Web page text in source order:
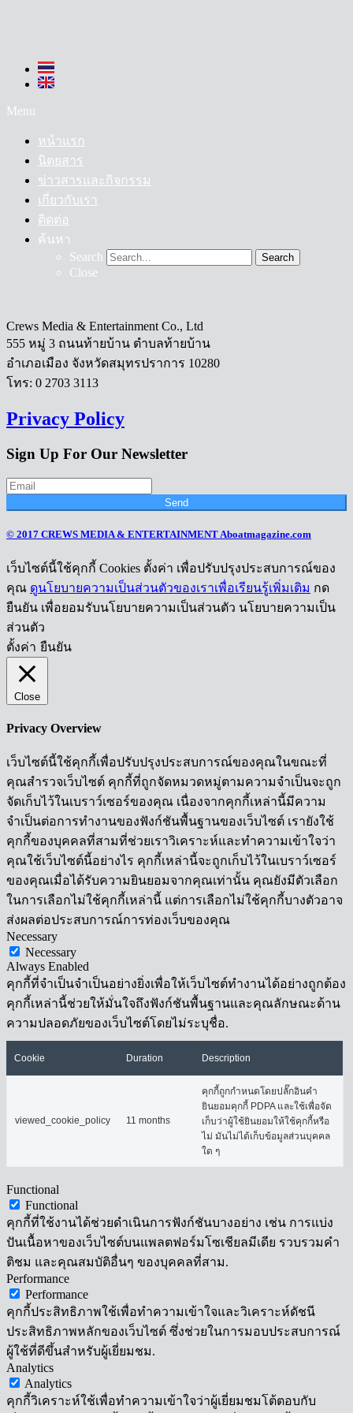
Menu
หน้าแรก
นิตยสาร
ข่าวสารและกิจกรรม
เกี่ยวกับเรา
ติดต่อ
ค้นหา
Search
Search
Close
Crews Media & Entertainment Co., Ltd
555 หมู่ 3 ถนนท้ายบ้าน ตำบลท้ายบ้าน
อำเภอเมือง จังหวัดสมุทรปราการ 10280
โทร: 0 2703 3113
Privacy Policy
Sign Up For Our Newsletter
Send
© 2017 CREWS MEDIA & ENTERTAINMENT Aboatmagazine.com
เว็บไซต์นี้ใช้คุกกี้ Cookies ตั้งค่า เพื่อปรับปรุงประสบการณ์ของ
คุณ ดูนโยบายความเป็นส่วนตัวของเราเพื่อเรียนรู้เพิ่มเติม กด
ยืนยัน เพื่อยอมรับนโยบายความเป็นส่วนตัว นโยบายความเป็น
ส่วนตัว
ตั้งค่า ยืนยัน
Close
Privacy Overview
เว็บไซต์นี้ใช้คุกกี้เพื่อปรับปรุงประสบการณ์ของคุณในขณะที่
คุณสำรวจเว็บไซต์ คุกกี้ที่ถูกจัดหมวดหมู่ตามความจำเป็นจะถูก
จัดเก็บไว้ในเบราว์เซอร์ของคุณ เนื่องจากคุกกี้เหล่านี้มีความ
จำเป็นต่อการทำงานของฟังก์ชันพื้นฐานของเว็บไซต์ เรายังใช้
คุกกี้ของบุคคลที่สามที่ช่วยเราวิเคราะห์และทำความเข้าใจว่า
คุณใช้เว็บไซต์นี้อย่างไร คุกกี้เหล่านี้จะถูกเก็บไว้ในเบราว์เซอร์
ของคุณเมื่อได้รับความยินยอมจากคุณเท่านั้น คุณยังมีตัวเลือก
ในการเลือกไม่ใช้คุกกี้เหล่านี้ แต่การเลือกไม่ใช้คุกกี้บางตัวอาจ
ส่งผลต่อประสบการณ์การท่องเว็บของคุณ
Necessary
Necessary
Always Enabled
คุกกี้ที่จำเป็นจำเป็นอย่างยิ่งเพื่อให้เว็บไซต์ทำงานได้อย่างถูกต้อง
คุกกี้เหล่านี้ช่วยให้มั่นใจถึงฟังก์ชันพื้นฐานและคุณลักษณะด้าน
ความปลอดภัยของเว็บไซต์โดยไม่ระบุชื่อ.
Cookie Duration Description
viewed_cookie_policy 11 months
คุกกี้ถูกกำหนดโดยปลั๊กอินคำ
ยินยอมคุกกี้ PDPA และใช้เพื่อจัด
เก็บว่าผู้ใช้ยินยอมให้ใช้คุกกี้หรือ
ไม่ มันไม่ได้เก็บข้อมูลส่วนบุคคล
ใด ๆ
Functional
Functional
คุกกี้ที่ใช้งานได้ช่วยดำเนินการฟังก์ชันบางอย่าง เช่น การแบ่ง
ปันเนื้อหาของเว็บไซต์บนแพลตฟอร์มโซเชียลมีเดีย รวบรวมคำ
ติชม และคุณสมบัติอื่นๆ ของบุคคลที่สาม.
Performance
Performance
คุกกี้ประสิทธิภาพใช้เพื่อทำความเข้าใจและวิเคราะห์ดัชนี
ประสิทธิภาพหลักของเว็บไซต์ ซึ่งช่วยในการมอบประสบการณ์
ผู้ใช้ที่ดีขึ้นสำหรับผู้เยี่ยมชม.
Analytics
Analytics
คุกกี้วิเคราะห์ใช้เพื่อทำความเข้าใจว่าผู้เยี่ยมชมโต้ตอบกับ